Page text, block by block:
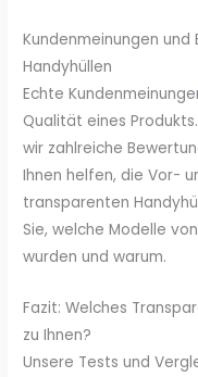
Kundenmeinungen
Handyhüllen
Echte
Qualität eines
wir zahlreiche
Ihnen helfen, die Vor-
transparenten
Sie, welche Modelle
wurden und warum.
Fazit: Welches
zu Ihnen?
Unsere Tests und